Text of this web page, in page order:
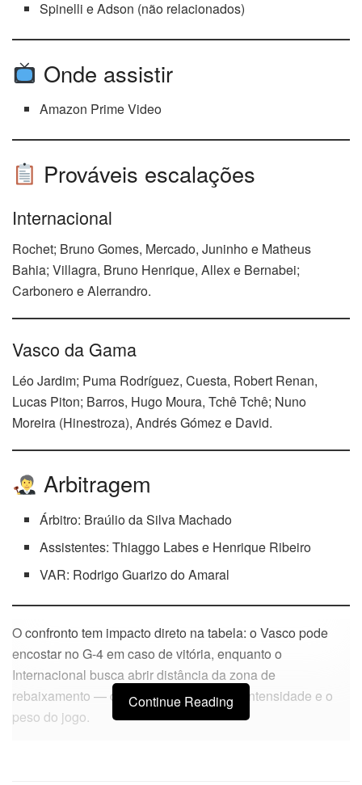
Spinelli e Adson (não relacionados)
Onde assistir
Amazon Prime Video
Prováveis escalações
Internacional
Rochet; Bruno Gomes, Mercado, Juninho e Matheus
Bahia; Villagra, Bruno Henrique, Allex e Bernabei;
Carbonero e Alerrandro.
Vasco da Gama
Léo Jardim; Puma Rodríguez, Cuesta, Robert Renan,
Lucas Piton; Barros, Hugo Moura, Tchê Tchê; Nuno
Moreira (Hinestroza), Andrés Gómez e David.
Arbitragem
Árbitro: Braúlio da Silva Machado
Assistentes: Thiaggo Labes e Henrique Ribeiro
VAR: Rodrigo Guarizo do Amaral
O confronto tem impacto direto na tabela: o Vasco pode
encostar no G-4 em caso de vitória, enquanto o
Internacional busca abrir distância da zona de
rebaixamento — cenário que aumenta a intensidade e o
peso do jogo.
Continue Reading